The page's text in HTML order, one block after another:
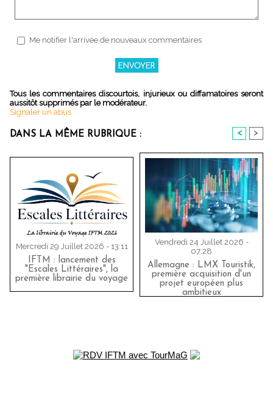
Me notifier l'arrivée de nouveaux commentaires
Tous les commentaires discourtois, injurieux ou diffamatoires seront
aussitôt supprimés par le modérateur.
Signaler un abus
DANS LA MÊME RUBRIQUE : < >
Mercredi 29 Juillet 2026 - 13:11
IFTM : lancement des
"Escales Littéraires", la
première librairie du voyage
Vendredi 24 Juillet 2026 -
07:28
Allemagne : LMX Touristik,
première acquisition d'un
projet européen plus
ambitieux